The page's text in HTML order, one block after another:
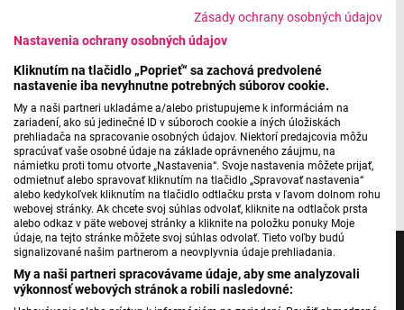
Zásady ochrany osobných údajov
Nastavenia ochrany osobných údajov
Kliknutím na tlačidlo „Poprieť“ sa zachová predvolené
nastavenie iba nevyhnutne potrebných súborov cookie.
My a naši partneri ukladáme a/alebo pristupujeme k informáciám na
zariadení, ako sú jedinečné ID v súboroch cookie a iných úložiskách
prehliadača na spracovanie osobných údajov. Niektorí predajcovia môžu
spracúvať vaše osobné údaje na základe oprávneného záujmu, na
námietku proti tomu otvorte „Nastavenia“. Svoje nastavenia môžete prijať,
odmietnuť alebo spravovať kliknutím na tlačidlo „Spravovať nastavenia“
alebo kedykoľvek kliknutím na tlačidlo odtlačku prsta v ľavom dolnom rohu
webovej stránky. Ak chcete svoj súhlas odvolať, kliknite na odtlačok prsta
alebo odkaz v päte webovej stránky a kliknite na položku ponuky Moje
údaje, na tejto stránke môžete svoj súhlas odvolať. Tieto voľby budú
signalizované našim partnerom a neovplyvnia údaje prehliadania.
My a naši partneri spracovávame údaje, aby sme analyzovali
výkonnosť webových stránok a robili nasledovné:
Radšej takto: Prečo 'Upokoj sa!' nefunguje
Máte problém s prehrávaním?Nahláste nám chybu v prehrávači.
Pripravila: Zuzana Líšková